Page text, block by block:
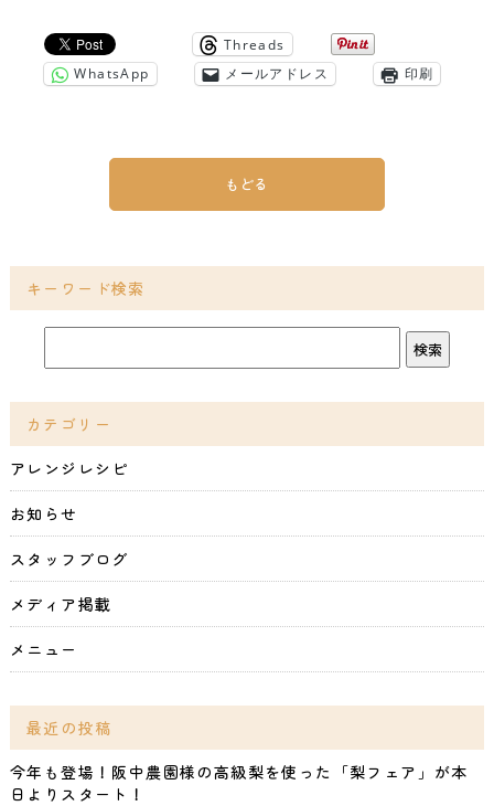
Threads
WhatsApp
メールアドレス 印刷
もどる
キーワード検索
カテゴリー
アレンジレシピ
お知らせ
スタッフブログ
メディア掲載
メニュー
最近の投稿
今年も登場！阪中農園様の高級梨を使った「梨フェア」が本
日よりスタート！